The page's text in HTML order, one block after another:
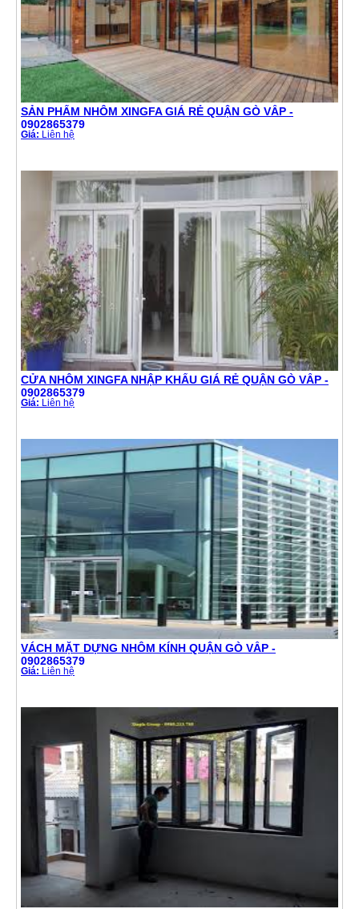
SẢN PHẨM NHÔM XINGFA GIÁ RẺ QUẬN GÒ VẤP -
0902865379
Giá: Liên hệ
CỬA NHÔM XINGFA NHẬP KHẨU GIÁ RẺ QUẬN GÒ VẤP -
0902865379
Giá: Liên hệ
VÁCH MẶT DỰNG NHÔM KÍNH QUẬN GÒ VẤP -
0902865379
Giá: Liên hệ